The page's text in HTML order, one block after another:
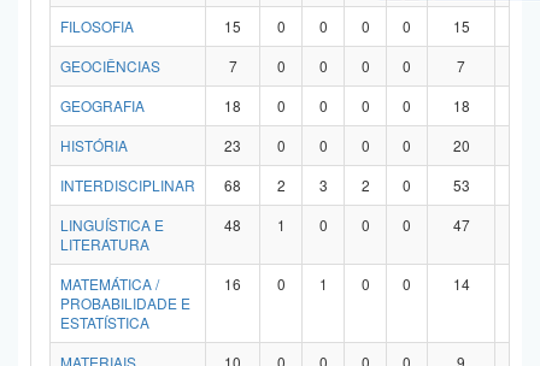
FILOSOFIA
15 0 0 0 0 15
GEOCIÊNCIAS
7 0 0 0 0 7
GEOGRAFIA
18 0 0 0 0 18
HISTÓRIA
23 0 0 0 0 20
INTERDISCIPLINAR
68 2 3 2 0 53
LINGUÍSTICA E
LITERATURA
48 1 0 0 0 47
MATEMÁTICA /
PROBABILIDADE E
ESTATÍSTICA
16 0 1 0 0 14
MATERIAIS 10 0 0 0 0 9